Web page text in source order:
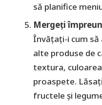
să planifice
Mergeți
Învățați-i cum să
alte produse de
textura,
proaspete.
fructele și